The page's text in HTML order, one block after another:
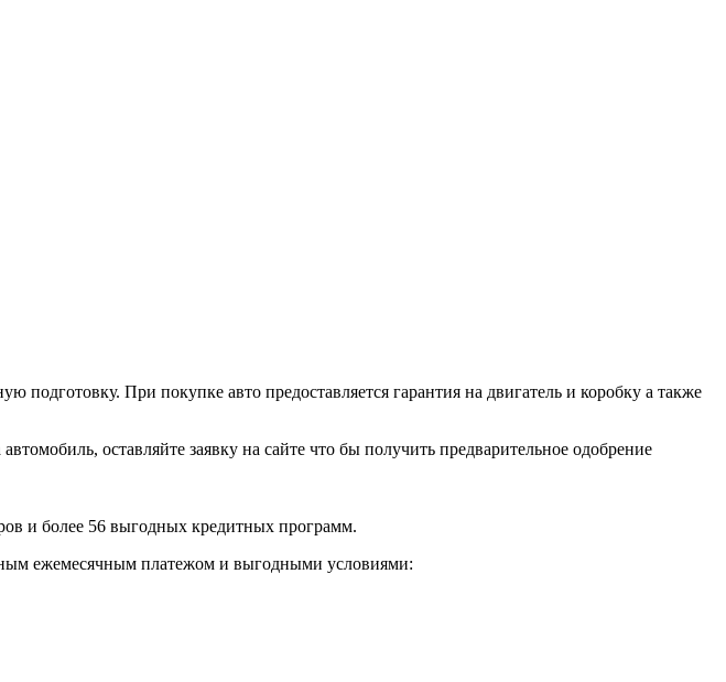
При покупке авто предоставляется гарантия на двигатель и коробку а также
оставляйте заявку на сайте что бы получить предварительное одобрение
и более 56 выгодных кредитных программ.
ежемесячным платежом и выгодными условиями: